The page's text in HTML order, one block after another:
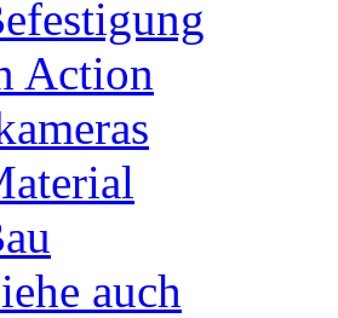
Action
auch